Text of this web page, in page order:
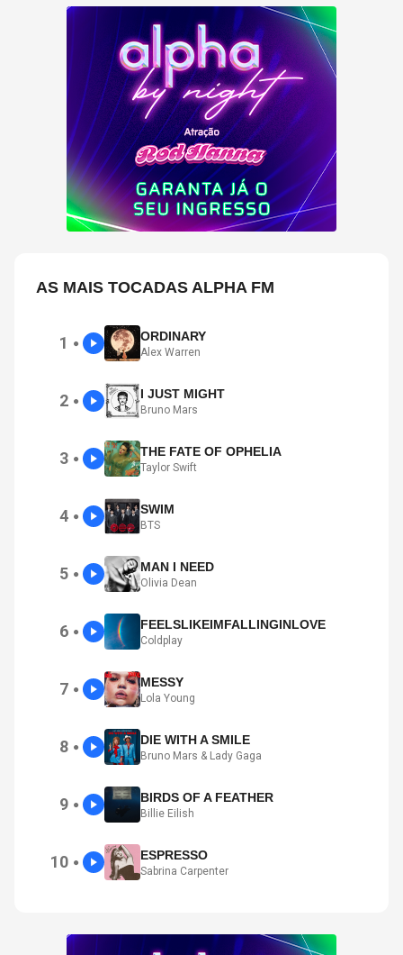
AS MAIS TOCADAS ALPHA FM
1 ● ORDINARY
Alex Warren
2 ● I JUST MIGHT
Bruno Mars
3 ● THE FATE OF OPHELIA
Taylor Swift
4 ● SWIM
BTS
5 ● MAN I NEED
Olivia Dean
6 ● FEELSLIKEIMFALLINGINLOVE
Coldplay
7 ● MESSY
Lola Young
8 ● DIE WITH A SMILE
Bruno Mars & Lady Gaga
9 ● BIRDS OF A FEATHER
Billie Eilish
10 ● ESPRESSO
Sabrina Carpenter